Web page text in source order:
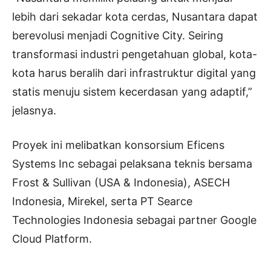
lebih dari sekadar kota cerdas, Nusantara dapat
berevolusi menjadi Cognitive City. Seiring
transformasi industri pengetahuan global, kota-
kota harus beralih dari infrastruktur digital yang
statis menuju sistem kecerdasan yang adaptif,”
jelasnya.
Proyek ini melibatkan konsorsium Eficens
Systems Inc sebagai pelaksana teknis bersama
Frost & Sullivan (USA & Indonesia), ASECH
Indonesia, Mirekel, serta PT Searce
Technologies Indonesia sebagai partner Google
Cloud Platform.